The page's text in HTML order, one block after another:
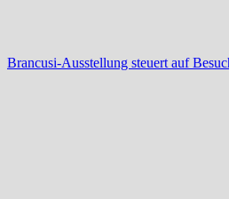
Brancusi-Ausstellung steuert auf